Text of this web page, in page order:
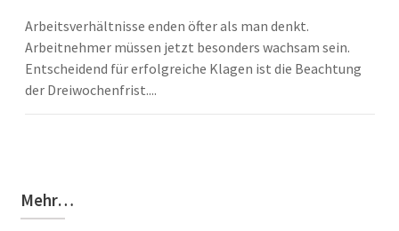
Arbeitsverhältnisse enden öfter als man denkt.
Arbeitnehmer müssen jetzt besonders wachsam sein.
Entscheidend für erfolgreiche Klagen ist die Beachtung
der Dreiwochenfrist....
Mehr…